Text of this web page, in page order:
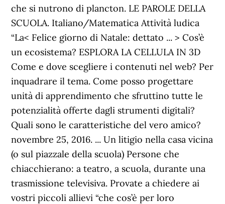
che si nutrono di plancton. LE PAROLE DELLA
SCUOLA. Italiano/Matematica Attività ludica
“La< Felice giorno di Natale: dettato ... > Cos’è
un ecosistema? ESPLORA LA CELLULA IN 3D
Come e dove scegliere i contenuti nel web? Per
inquadrare il tema. Come posso progettare
unità di apprendimento che sfruttino tutte le
potenzialità offerte dagli strumenti digitali?
Quali sono le caratteristiche del vero amico?
novembre 25, 2016. ... Un litigio nella casa vicina
(o sul piazzale della scuola) Persone che
chiacchierano: a teatro, a scuola, durante una
trasmissione televisiva. Provate a chiedere ai
vostri piccoli allievi “che cos’è per loro